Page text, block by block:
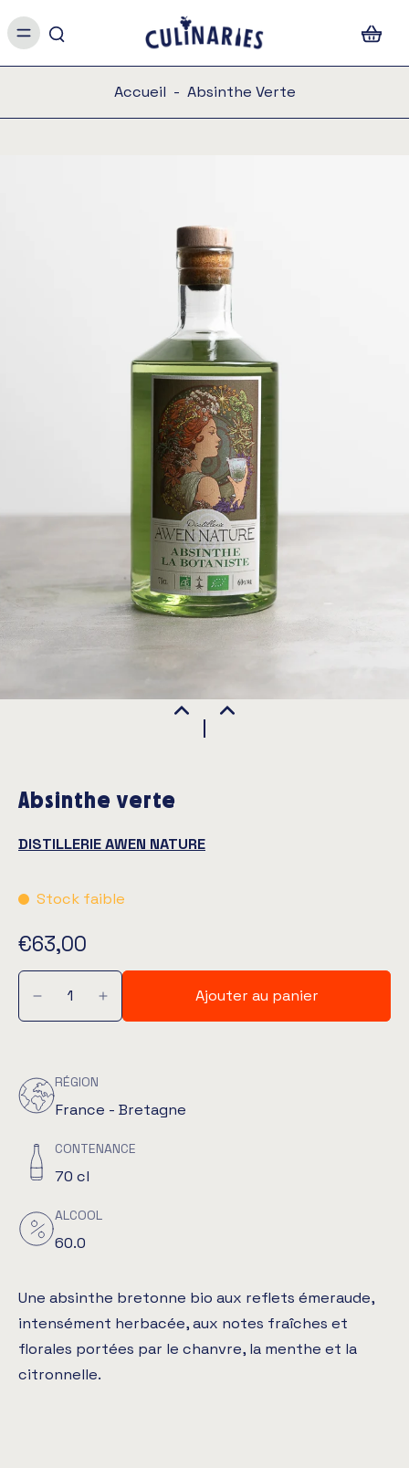
Accueil - Absinthe Verte
Absinthe verte
DISTILLERIE AWEN NATURE
Stock faible
€63,00
Ajouter au panier
RÉGION
France - Bretagne
CONTENANCE
70 cl
ALCOOL
60.0
Une absinthe bretonne bio aux reflets émeraude,
intensément herbacée, aux notes fraîches et
florales portées par le chanvre, la menthe et la
citronnelle.